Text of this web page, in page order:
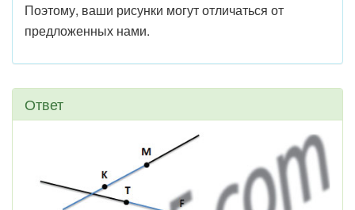
Поэтому, ваши рисунки могут отличаться от
предложенных нами.
Ответ